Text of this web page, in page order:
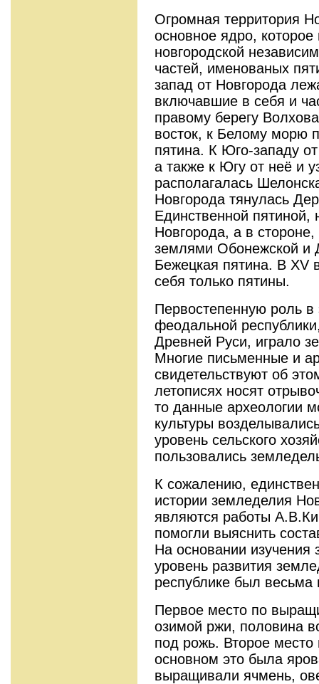
Огромная территория
основное ядро,
новгородской
частей, именованых
запад от Новгорода
включавшие в себя и
правому берегу
восток, к Белому морю
пятина. К Юго-западу
а также к Югу от неё и
располагалась
Новгорода тянулась
Единственной пятиной,
Новгорода, а в
землями Обонежской и
Бежецкая пятина. В XV
себя только пятины.
Первостепенную роль в
феодальной
Древней Руси, играло
Многие письменные и
свидетельствуют об
летописях носят
то данные археологии
культуры
уровень сельского
пользовались
К сожалению,
истории земледелия
являются работы
помогли выяснить
На основании изучения
уровень развития
республике был
Первое место по
озимой ржи, половина
под рожь. Второе
основном это была
выращивали ячмень,